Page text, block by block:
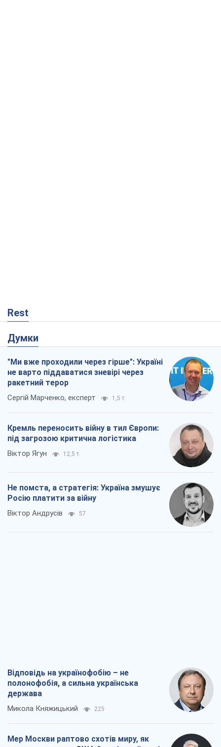
Rest
Думки
"Ми вже проходили через гірше": Україні
не варто піддаватися зневірі через
ракетний терор
Сергій Марченко, експерт 1,5 т.
Кремль переносить війну в тил Європи:
під загрозою критична логістика
Віктор Ягун 12,5 т.
Не помста, а стратегія: Україна змушує
Росію платити за війну
Віктор Андрусів 57
Відповідь на українофобію – не
полонофобія, а сильна українська
держава
Микола Княжицький 225
Мер Москви раптово схотів миру, як